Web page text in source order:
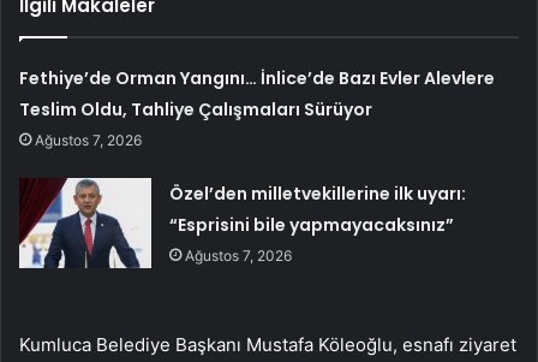
Fethiye’de Orman Yangını… İnlice’de Bazı Evler Alevlere
Teslim Oldu, Tahliye Çalışmaları Sürüyor
Ağustos 7, 2026
Özel’den milletvekillerine ilk uyarı:
“Esprisini bile yapmayacaksınız”
Ağustos 7, 2026
Kumluca Belediye Başkanı Mustafa Köleoğlu, esnafı ziyaret